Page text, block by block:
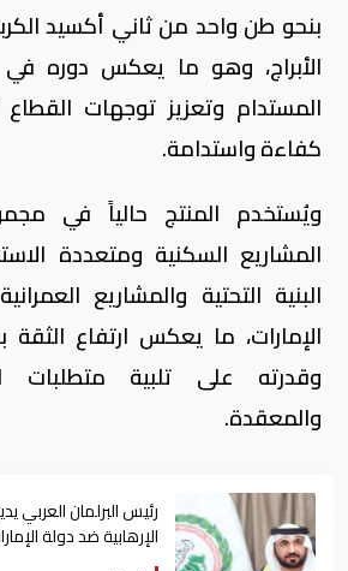
بنحو طن واحد من ثاني أكسيد
الأبراج، وهو ما يعكس دوره في
المستدام وتعزيز توجهات
كفاءة واستدامة.
ويُستخدم المنتج حالياً في
المشاريع السكنية ومتعددة
البنية التحتية والمشاريع
الإمارات، ما يعكس ارتفاع الثقة
وقدرته على تلبية متطلبات
والمعقدة.
رئيس البرلمان العربي
الإرهابية ضد دولة